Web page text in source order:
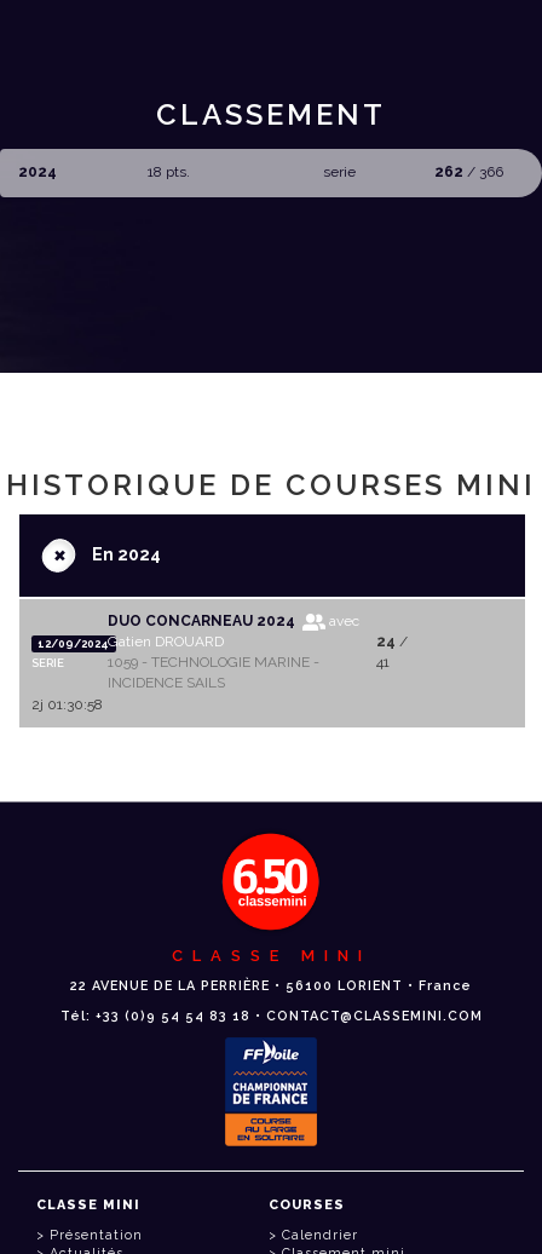
CLASSEMENT
2024 18 pts. serie 262 / 366
HISTORIQUE DE COURSES MINI
+En 2024
12/09/2024
SERIE
DUO CONCARNEAU 2024
avec
Gatien DROUARD
1059 - TECHNOLOGIE MARINE -
INCIDENCE SAILS
24 /
41
2j 01:30:58
CLASSE MINI
22 AVENUE DE LA PERRIÈRE • 56100 LORIENT • France
Tél: +33 (0)9 54 54 83 18 • CONTACT@CLASSEMINI.COM
CLASSE MINI
Présentation
COURSES
Calendrier